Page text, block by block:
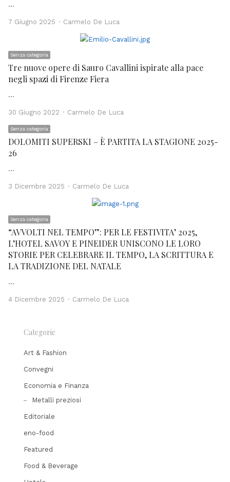
…
7 Giugno 2025 Author
Carmelo De Luca
Senza categoria
Tre nuove opere di Sauro Cavallini ispirate alla pace
negli spazi di Firenze Fiera
…
30 Giugno 2022 Author
Carmelo De Luca
Senza categoria
DOLOMITI SUPERSKI – È PARTITA LA STAGIONE 2025-
26
…
3 Dicembre 2025 Author
Carmelo De Luca
Senza categoria
“AVVOLTI NEL TEMPO”: PER LE FESTIVITA’ 2025,
L’HOTEL SAVOY E PINEIDER UNISCONO LE LORO
STORIE PER CELEBRARE IL TEMPO, LA SCRITTURA E
LA TRADIZIONE DEL NATALE
…
4 Dicembre 2025 Author
Carmelo De Luca
Categorie
Art & Fashion
Convegni
Economia e Finanza
Metalli preziosi
Editoriale
eno-food
Featured
Food & Beverage